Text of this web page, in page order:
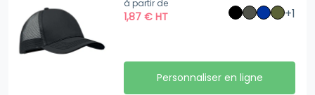
à partir de
1,87€ HT +1
Personnaliser en ligne